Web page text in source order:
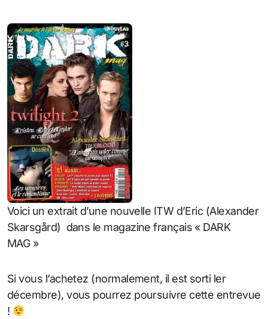
Voici un extrait d’une nouvelle ITW d’Eric (Alexander
Skarsgård) dans le magazine français « DARK
MAG »
Si vous l’achetez (normalement, il est sorti ler
décembre), vous pourrez poursuivre cette entrevue
!